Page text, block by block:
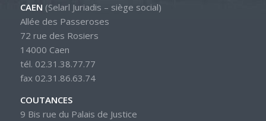
CAEN (Selarl Juriadis – siège social)
Allée des Passeroses
72 rue des Rosiers
14000 Caen
tél. 02.31.38.77.77
fax 02.31.86.63.74
COUTANCES
9 Bis rue du Palais de Justice